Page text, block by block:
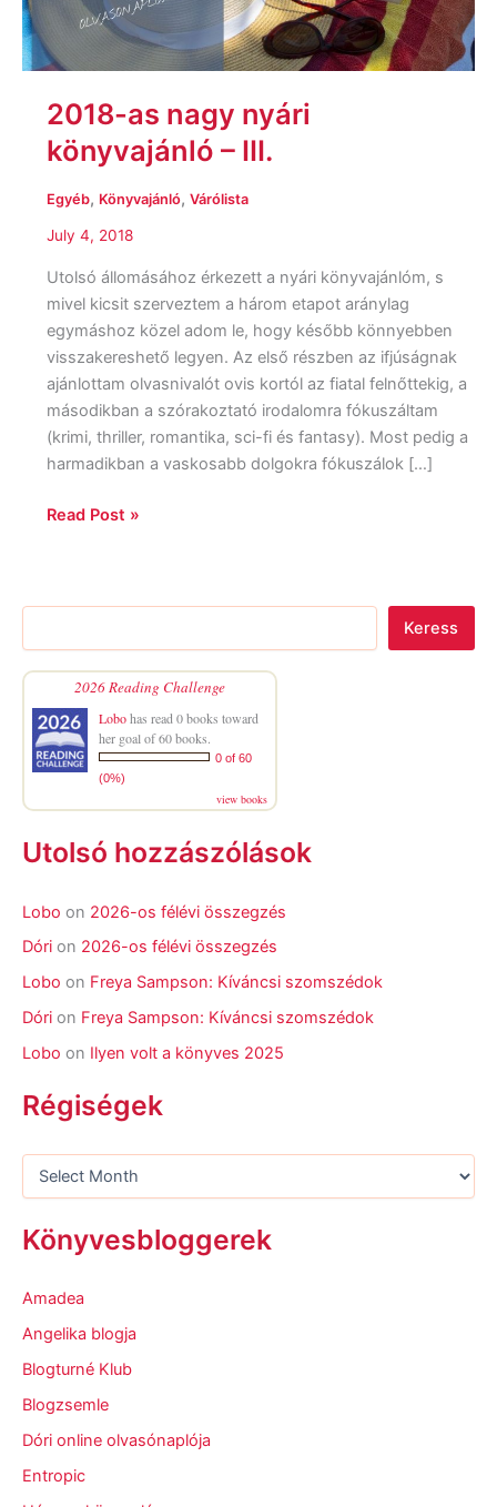
2018-as nagy nyári
könyvajánló – III.
Egyéb, Könyvajánló, Várólista
July 4, 2018
Utolsó állomásához érkezett a nyári könyvajánlóm, s
mivel kicsit szerveztem a három etapot aránylag
egymáshoz közel adom le, hogy később könnyebben
visszakereshető legyen. Az első részben az ifjúságnak
ajánlottam olvasnivalót ovis kortól az fiatal felnőttekig, a
másodikban a szórakoztató irodalomra fókuszáltam
(krimi, thriller, romantika, sci-fi és fantasy). Most pedig a
harmadikban a vaskosabb dolgokra fókuszálok […]
Read Post »
Keress
2026 Reading Challenge
Lobohas read 0 books toward
her goal of 60 books.
0 of 60
(0%)
view books
Utolsó hozzászólások
Lobo on 2026-os félévi összegzés
Dóri on 2026-os félévi összegzés
Lobo on Freya Sampson: Kíváncsi szomszédok
Dóri on Freya Sampson: Kíváncsi szomszédok
Lobo on Ilyen volt a könyves 2025
Régiségek
Könyvesbloggerek
Amadea
Angelika blogja
Blogturné Klub
Blogzsemle
Dóri online olvasónaplója
Entropic